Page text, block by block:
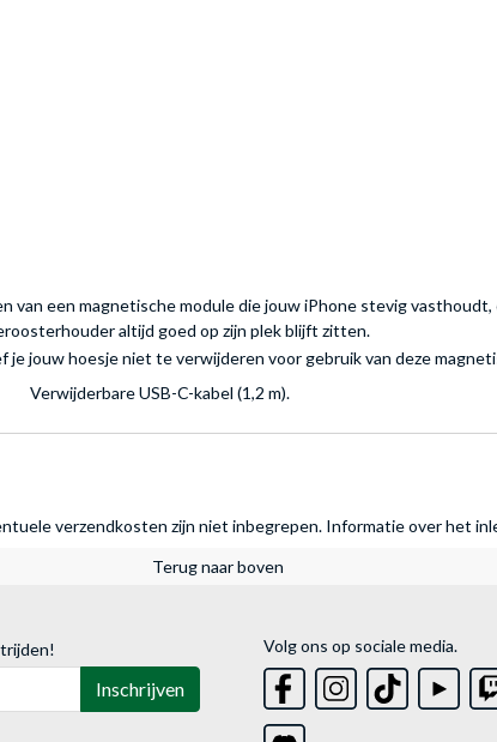
van een magnetische module die jouw iPhone stevig
altijd goed op zijn plek blijft zitten.
je jouw hoesje niet te verwijderen voor gebruik van deze
Verwijderbare USB-C-kabel (1,2 m).
verzendkosten zijn niet inbegrepen. Informatie over het
Terug naar boven
Inschrijven
Volg ons op sociale media.